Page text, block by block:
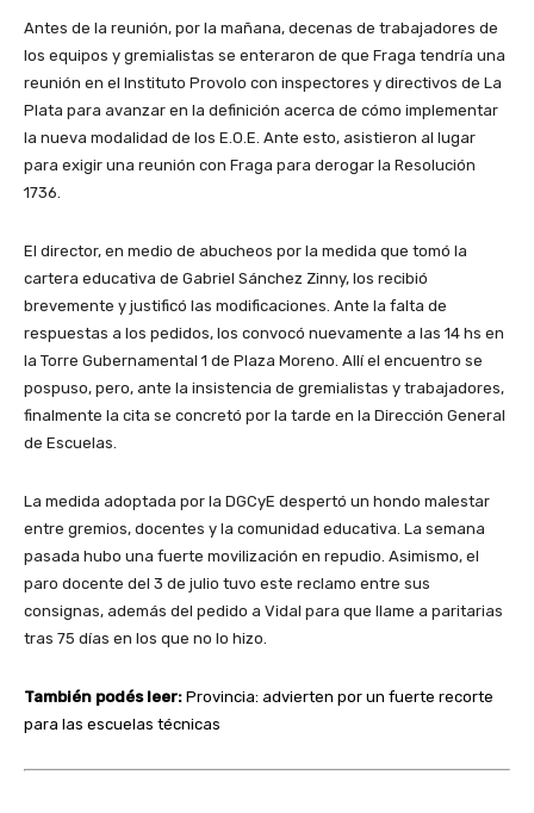
Antes de la reunión, por la mañana, decenas de trabajadores de
los equipos y gremialistas se enteraron de que Fraga tendría una
reunión en el Instituto Provolo con inspectores y directivos de La
Plata para avanzar en la definición acerca de cómo implementar
la nueva modalidad de los E.O.E. Ante esto, asistieron al lugar
para exigir una reunión con Fraga para derogar la Resolución
1736.
El director, en medio de abucheos por la medida que tomó la
cartera educativa de Gabriel Sánchez Zinny, los recibió
brevemente y justificó las modificaciones. Ante la falta de
respuestas a los pedidos, los convocó nuevamente a las 14 hs en
la Torre Gubernamental 1 de Plaza Moreno. Allí el encuentro se
pospuso, pero, ante la insistencia de gremialistas y trabajadores,
finalmente la cita se concretó por la tarde en la Dirección General
de Escuelas.
La medida adoptada por la DGCyE despertó un hondo malestar
entre gremios, docentes y la comunidad educativa. La semana
pasada hubo una fuerte movilización en repudio. Asimismo, el
paro docente del 3 de julio tuvo este reclamo entre sus
consignas, además del pedido a Vidal para que llame a paritarias
tras 75 días en los que no lo hizo.
También podés leer: Provincia: advierten por un fuerte recorte
para las escuelas técnicas